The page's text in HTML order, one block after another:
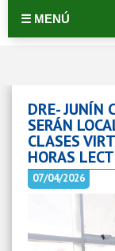
☰ MENÚ
DRE- JUNÍN
SERÁN
CLASES
HORAS
07/04/2026